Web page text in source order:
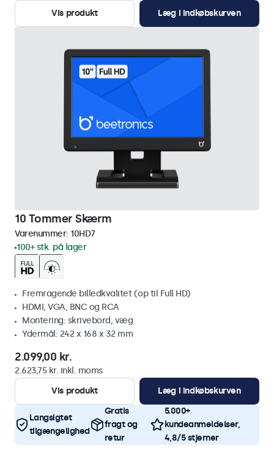
Vis produkt
Læg i indkøbskurven
10 Tommer Skærm
Varenummer: 10HD7
100+ stk. på lager
Fremragende billedkvalitet (op til Full HD)
HDMI, VGA, BNC og RCA
Montering: skrivebord, væg
Ydermål: 242 x 168 x 32 mm
2.099,00 kr.
2.623,75 kr. inkl. moms
Vis produkt
Læg i indkøbskurven
Langsigtet
tilgængelighed
Gratis
fragt og
retur
5.000+
kundeanmeldelser,
4,8/5 stjerner